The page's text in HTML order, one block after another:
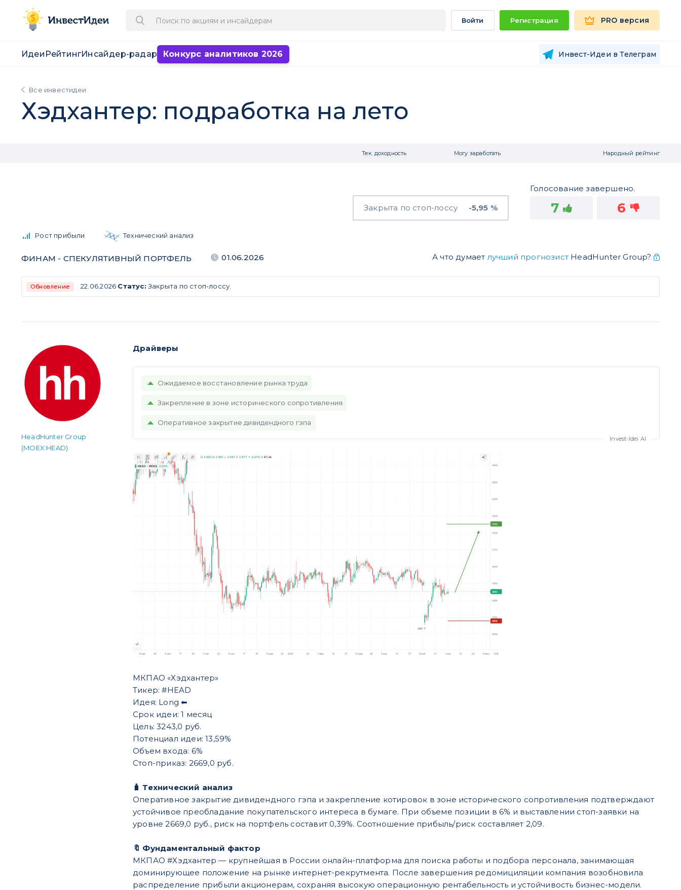
Войти Регистрация PRO версия
Идеи РейтингИнсайдер-радар Конкурс аналитиков 2026 Инвест-Идеи в Телеграм
Все инвестидеи
Хэдхантер: подработка на лето
Тек. доходность Могу заработать Народный рейтинг
Закрыта по стоп-лоссу -5,95 %
Голосование завершено.
7 6
Рост прибыли Технический анализ
ФИНАМ - СПЕКУЛЯТИВНЫЙ ПОРТФЕЛЬ 01.06.2026 А что думает лучший прогнозистHeadHunter Group?
Обновление 22.06.2026 Статус: Закрыта по стоп-лоссу.
HeadHunter Group
(MOEX:HEAD)
Драйверы
Ожидаемое восстановление рынка труда
Закрепление в зоне исторического сопротивления
Оперативное закрытие дивидендного гэпа
МКПАО «Хэдхантер»
Тикер: #HEAD
Идея: Long ⬅
Срок идеи: 1 месяц
Цель: 3243,0 руб.
Потенциал идеи: 13,59%
Объем входа: 6%
Стоп-приказ: 2669,0 руб.
🧳 Технический анализ
Оперативное закрытие дивидендного гэпа и закрепление котировок в зоне исторического сопротивления подтверждают
устойчивое преобладание покупательского интереса в бумаге. При объеме позиции в 6% и выставлении стоп-заявки на
уровне 2669,0 руб., риск на портфель составит 0,39%. Соотношение прибыль/риск составляет 2,09.
🔖 Фундаментальный фактор
МКПАО #Хэдхантер — крупнейшая в России онлайн-платформа для поиска работы и подбора персонала, занимающая
доминирующее положение на рынке интернет-рекрутмента. После завершения редомициляции компания возобновила
распределение прибыли акционерам, сохраняя высокую операционную рентабельность и устойчивость бизнес-модели.